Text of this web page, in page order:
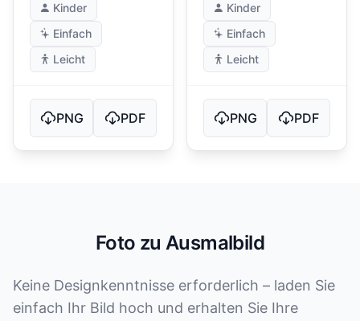
Kinder
Einfach
Leicht
PNG PDF
Kinder
Einfach
Leicht
PNG PDF
Foto zu Ausmalbild
Keine Designkenntnisse erforderlich – laden Sie
einfach Ihr Bild hoch und erhalten Sie Ihre